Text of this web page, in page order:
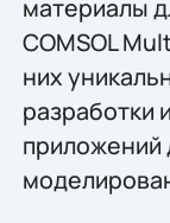
материалы
COMSOL
них
разработки
приложений